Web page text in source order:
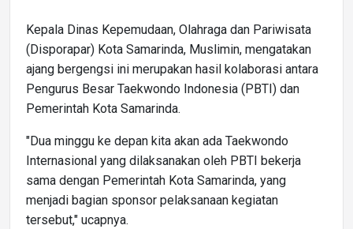
Kepala Dinas Kepemudaan, Olahraga dan Pariwisata
(Disporapar) Kota Samarinda, Muslimin, mengatakan
ajang bergengsi ini merupakan hasil kolaborasi antara
Pengurus Besar Taekwondo Indonesia (PBTI) dan
Pemerintah Kota Samarinda.
"Dua minggu ke depan kita akan ada Taekwondo
Internasional yang dilaksanakan oleh PBTI bekerja
sama dengan Pemerintah Kota Samarinda, yang
menjadi bagian sponsor pelaksanaan kegiatan
tersebut," ucapnya.